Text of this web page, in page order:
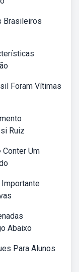
Brasileiros
Foram Vítimas
Ruiz
Conter Um
Importante
Abaixo
Para Alunos